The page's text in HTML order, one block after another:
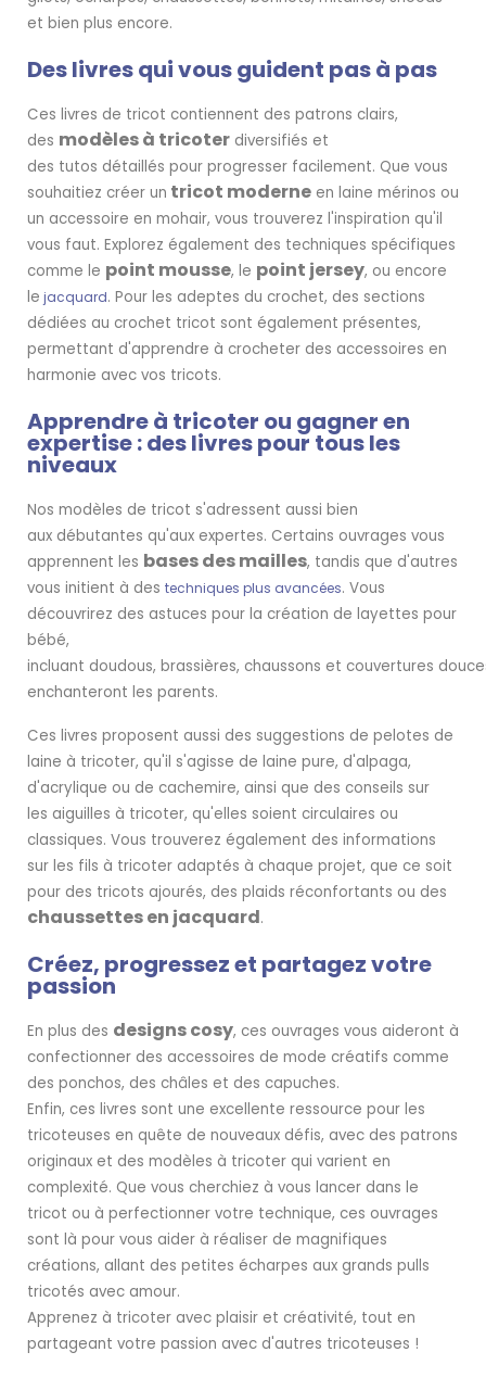
et bien plus encore.
Des livres qui vous guident pas à pas
Ces livres de tricot contiennent des patrons clairs,
des modèles à tricoter diversifiés et
des tutos détaillés pour progresser facilement. Que vous
souhaitiez créer un tricot moderne en laine mérinos ou
un accessoire en mohair, vous trouverez l'inspiration qu'il
vous faut. Explorez également des techniques spécifiques
comme le point mousse, le point jersey, ou encore
le jacquard. Pour les adeptes du crochet, des sections
dédiées au crochet tricot sont également présentes,
permettant d'apprendre à crocheter des accessoires en
harmonie avec vos tricots.
Apprendre à tricoter ou gagner en
expertise : des livres pour tous les
niveaux
Nos modèles de tricot s'adressent aussi bien
aux débutantes qu'aux expertes. Certains ouvrages vous
apprennent les bases des mailles, tandis que d'autres
vous initient à des techniques plus avancées. Vous
découvrirez des astuces pour la création de layettes pour
bébé,
incluant doudous, brassières, chaussons et couvertures
enchanteront les parents.
Ces livres proposent aussi des suggestions de pelotes de
laine à tricoter, qu'il s'agisse de laine pure, d'alpaga,
d'acrylique ou de cachemire, ainsi que des conseils sur
les aiguilles à tricoter, qu'elles soient circulaires ou
classiques. Vous trouverez également des informations
sur les fils à tricoter adaptés à chaque projet, que ce soit
pour des tricots ajourés, des plaids réconfortants ou des
chaussettes en jacquard.
Créez, progressez et partagez votre
passion
En plus des designs cosy, ces ouvrages vous aideront à
confectionner des accessoires de mode créatifs comme
des ponchos, des châles et des capuches.
Enfin, ces livres sont une excellente ressource pour les
tricoteuses en quête de nouveaux défis, avec des patrons
originaux et des modèles à tricoter qui varient en
complexité. Que vous cherchiez à vous lancer dans le
tricot ou à perfectionner votre technique, ces ouvrages
sont là pour vous aider à réaliser de magnifiques
créations, allant des petites écharpes aux grands pulls
tricotés avec amour.
Apprenez à tricoter avec plaisir et créativité, tout en
partageant votre passion avec d'autres tricoteuses !